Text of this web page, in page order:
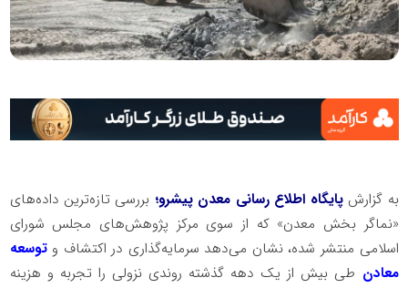
به گزارش پایگاه اطلاع رسانی معدن پیشرو؛ بررسی تازه‌ترین داده‌های
«نماگر بخش معدن» که از سوی مرکز پژوهش‌های مجلس شورای
اسلامی منتشر شده، نشان می‌دهد سرمایه‌گذاری در اکتشاف و توسعه
معادن طی بیش از یک دهه گذشته روندی نزولی را تجربه و هزینه